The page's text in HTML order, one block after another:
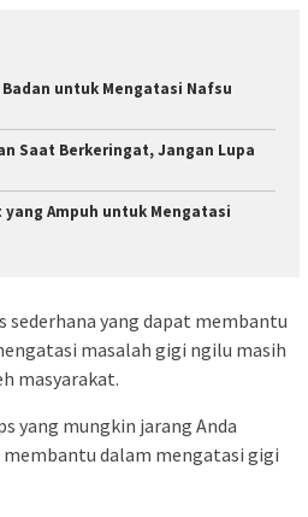
untuk Mengatasi Nafsu
Saat Berkeringat, Jangan Lupa
Ampuh untuk Mengatasi
yang dapat membantu
masalah gigi ngilu masih
masyarakat.
yang mungkin jarang Anda
dalam mengatasi gigi